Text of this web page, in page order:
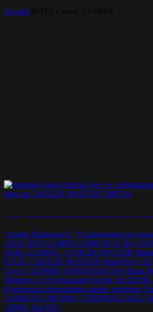
Accueil
*Atelier Hardware31, *Configurateur sur
ASUS TUF GAMING Z690-PLUS D4,
O24G GAMING, COOLER MASTER
FLUX, COOLER MASTER SickleFlow
Core i7-12700KF, KINGSTON Fury Beast
Windows 11 Professionnel 64 bits,
d'extensions alimentation gainées premium
SAMSUNG 980 PRO, THERMALTAKE
1200W, Zen H31